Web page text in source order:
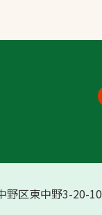
野区東中野3-20-10